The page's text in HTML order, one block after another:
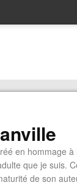
en hommage
que je suis.
de son